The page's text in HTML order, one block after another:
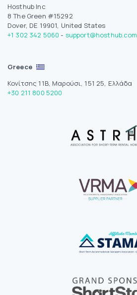
Hosthub Inc
8 The Green #15292
Dover, DE 19901, United States
+1 302 342 5060 - support@hosthub.com
Greece
Κονίτσης 11Β, Μαρούσι, 151 25, Ελλάδα
+30 211 800 5200